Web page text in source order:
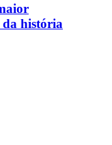
história